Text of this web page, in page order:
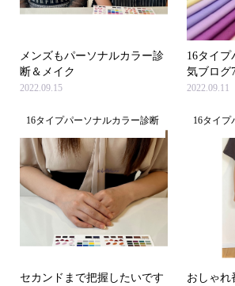
メンズもパーソナルカラー診
断＆メイク
2022.09.15
16タイプ
気ブログ
2022.09.11
16タイプパーソナルカラー診断
セカンドまで把握したいです
16タイプ
おしゃれ